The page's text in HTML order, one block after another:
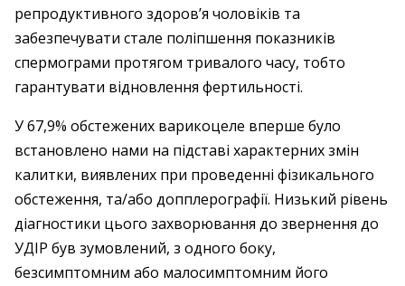
репродуктивного здоров’я чоловіків та
забезпечувати стале поліпшення показників
спермограми протягом тривалого часу, тобто
гарантувати відновлення фертильності.
У 67,9% обстежених варикоцеле вперше було
встановлено нами на підставі характерних змін
калитки, виявлених при проведенні фізикального
обстеження, та/або допплерографії. Низький рівень
діагностики цього захворювання до звернення до
УДІР був зумовлений, з одного боку,
безсимптомним або малосимптомним його